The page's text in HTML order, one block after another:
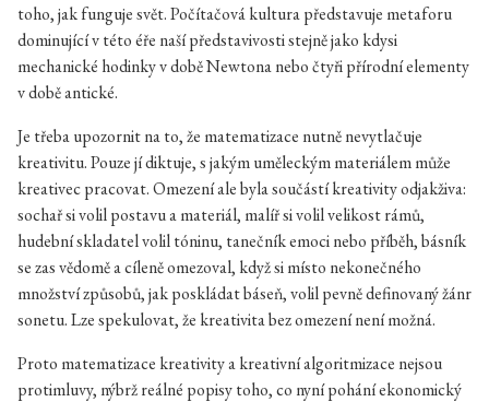
toho, jak funguje svět. Počítačová kultura představuje metaforu
dominující v této éře naší představivosti stejně jako kdysi
mechanické hodinky v době Newtona nebo čtyři přírodní elementy
v době antické.
Je třeba upozornit na to, že matematizace nutně nevytlačuje
kreativitu. Pouze jí diktuje, s jakým uměleckým materiálem může
kreativec pracovat. Omezení ale byla součástí kreativity odjakživa:
sochař si volil postavu a materiál, malíř si volil velikost rámů,
hudební skladatel volil tóninu, tanečník emoci nebo příběh, básník
se zas vědomě a cíleně omezoval, když si místo nekonečného
množství způsobů, jak poskládat báseň, volil pevně definovaný žánr
sonetu. Lze spekulovat, že kreativita bez omezení není možná.
Proto matematizace kreativity a kreativní algoritmizace nejsou
protimluvy, nýbrž reálné popisy toho, co nyní pohání ekonomický